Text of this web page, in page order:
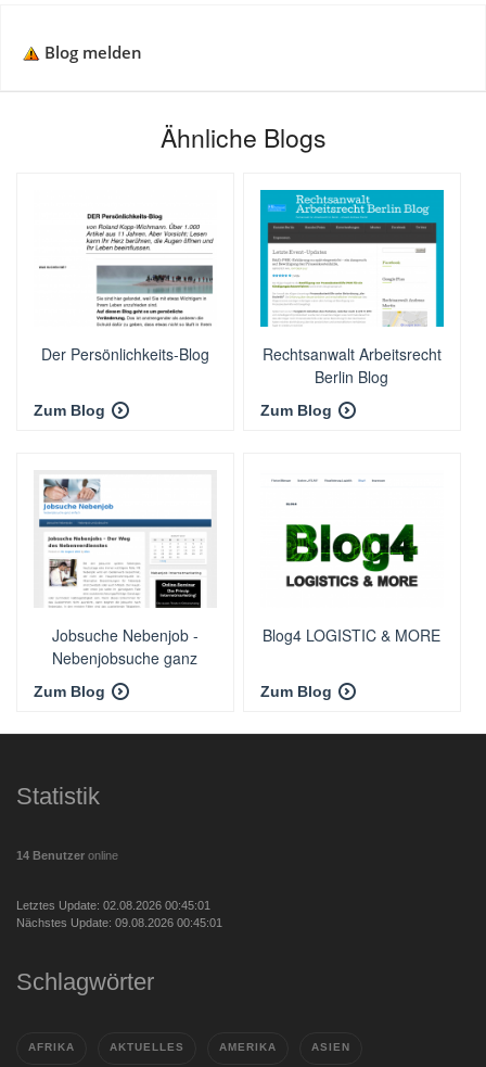
Blog melden
Ähnliche Blogs
Der Persönlichkeits-Blog
Zum Blog
Rechtsanwalt Arbeitsrecht
Berlin Blog
Zum Blog
Jobsuche Nebenjob -
Nebenjobsuche ganz
einfach
Zum Blog
Blog4 LOGISTIC & MORE
Zum Blog
Statistik
14 Benutzer online
Letztes Update: 02.08.2026 00:45:01
Nächstes Update: 09.08.2026 00:45:01
Schlagwörter
AFRIKA AKTUELLES AMERIKA ASIEN